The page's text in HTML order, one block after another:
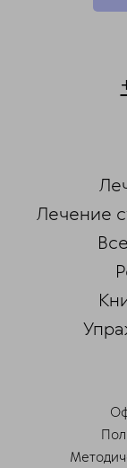
Лечение